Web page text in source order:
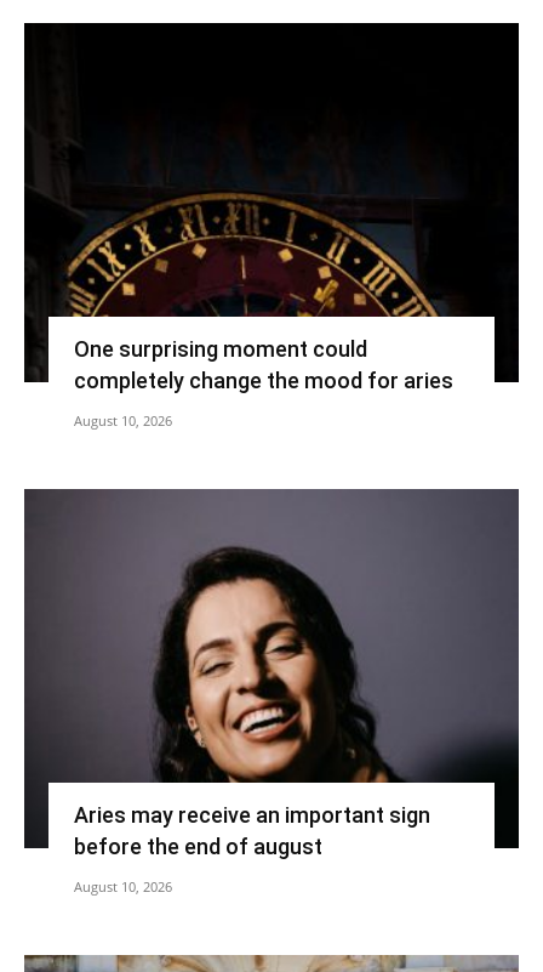
One surprising moment could
completely change the mood for aries
August 10, 2026
Aries may receive an important sign
before the end of august
August 10, 2026